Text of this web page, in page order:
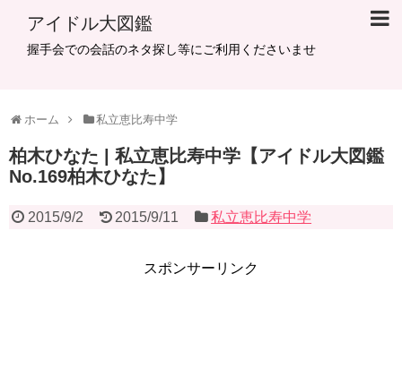
アイドル大図鑑
握手会での会話のネタ探し等にご利用くださいませ
ホーム 私立恵比寿中学
柏木ひなた | 私立恵比寿中学【アイドル大図鑑
No.169柏木ひなた】
2015/9/2 2015/9/11 私立恵比寿中学
スポンサーリンク